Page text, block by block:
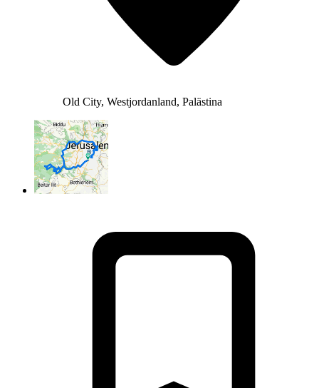
Old City, Westjordanland, Palästina